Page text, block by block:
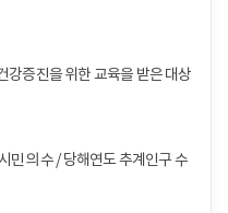
강증진을 위한 교육을 받은 대상
민의 수 / 당해연도 추계인구 수